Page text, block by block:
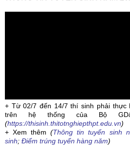
+ Từ 02/7 đến 14/7 thí sinh phải thực
trên hệ thống của Bộ
(https://thisinh.thitotnghiepthpt.edu.vn)
+ Xem thêm(Thông tin tuyển sinh
sinh; Điểm trúng tuyển hàng năm)